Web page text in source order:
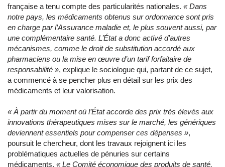
française a tenu compte des particularités nationales. «Dans
notre pays, les médicaments obtenus sur ordonnance sont pris
en charge par l’Assurance maladie et, le plus souvent aussi, par
une complémentaire santé. L’État a donc activé d’autres
mécanismes, comme le droit de substitution accordé aux
pharmaciens ou la mise en œuvre d’un tarif forfaitaire de
responsabilité », explique le sociologue qui, partant de ce sujet,
a commencé à se pencher plus en détail sur les prix des
médicaments et leur valorisation.
«À partir du moment où l’État accorde des prix très élevés aux
innovations thérapeutiques mises sur le marché, les génériques
deviennent essentiels pour compenser ces dépenses »,
poursuit le chercheur, dont les travaux rejoignent ici les
problématiques actuelles de pénuries sur certains
médicaments. «Le Comité économique des produits de santé,